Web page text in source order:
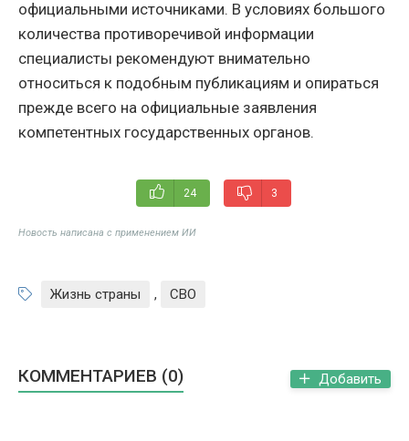
официальными источниками. В условиях большого
количества противоречивой информации
специалисты рекомендуют внимательно
относиться к подобным публикациям и опираться
прежде всего на официальные заявления
компетентных государственных органов.
24 3
Новость написана с применением ИИ
Жизнь страны , СВО
КОММЕНТАРИЕВ (0) Добавить